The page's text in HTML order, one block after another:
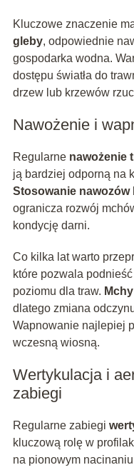
Kluczowe znaczenie
gleby, odpowiednie
gospodarka wodna.
dostępu światła do
drzew lub krzewów
Nawożenie i
Regularne nawożenie
ją bardziej odporną na
Stosowanie nawozów
ogranicza rozwój
kondycję darni.
Co kilka lat warto
które pozwala
poziomu dla traw.
dlatego zmiana
Wapnowanie najlepiej
wczesną wiosną.
Wertykulacja i
zabiegi
Regularne zabiegi
kluczową rolę w
na pionowym